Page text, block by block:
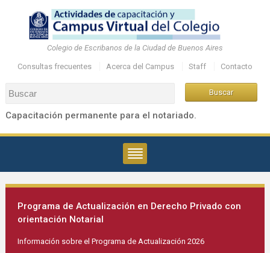
Colegio de Escribanos de la Ciudad de Buenos Aires
Consultas frecuentes Acerca del Campus Staff Contacto
Capacitación permanente para el notariado.
Programa de Actualización en Derecho Privado con
orientación Notarial
Información sobre el Programa de Actualización 2026